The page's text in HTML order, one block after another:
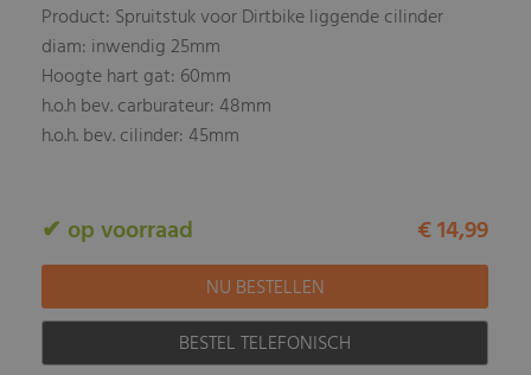
Product: Spruitstuk voor Dirtbike liggende cilinder
diam: inwendig 25mm
Hoogte hart gat: 60mm
h.o.h bev. carburateur: 48mm
h.o.h. bev. cilinder: 45mm
✔ op voorraad € 14,99
BESTEL TELEFONISCH